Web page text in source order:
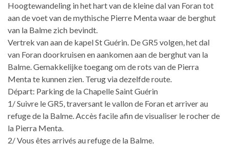
Hoogtewandeling in het hart van de kleine dal van Foran tot
aan de voet van de mythische Pierre Menta waar de berghut
van la Balme zich bevindt.
Vertrek van aan de kapel St Guérin. De GR5 volgen, het dal
van Foran doorkruisen en aankomen aan de berghut van la
Balme. Gemakkelijke toegang om de rots van de Pierra
Menta te kunnen zien. Terug via dezelfde route.
Départ: Parking de la Chapelle Saint Guérin
1/ Suivre le GR5, traversant le vallon de Foran et arriver au
refuge de la Balme. Accès facile afin de visualiser le rocher de
la Pierra Menta.
2/ Vous êtes arrivés au refuge de la Balme.